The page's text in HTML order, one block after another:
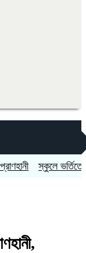
স্কুলে ভর্তিতে